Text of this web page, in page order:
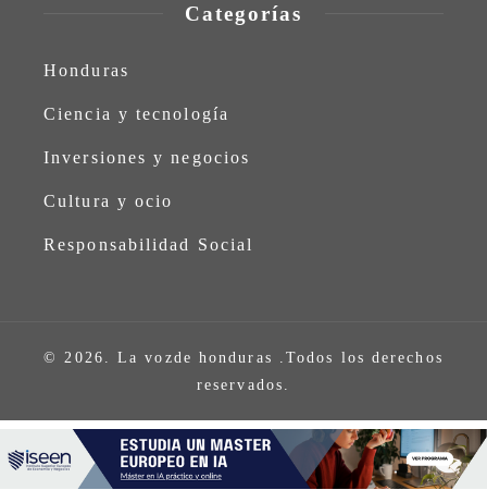
Categorías
Honduras
Ciencia y tecnología
Inversiones y negocios
Cultura y ocio
Responsabilidad Social
© 2026. La vozde honduras .Todos los derechos
reservados.